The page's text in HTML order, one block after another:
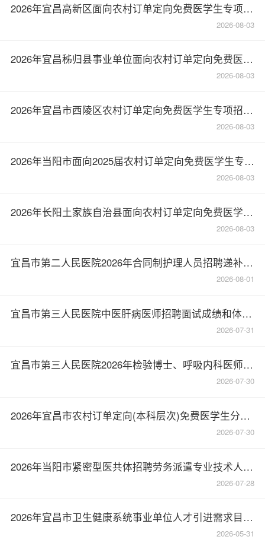
2026年宜昌高新区面向农村订单定向免费医学生专项招聘1人公告
2026-08-03
2026年宜昌秭归县事业单位面向农村订单定向免费医学生专项招聘10人公告
2026-08-03
2026年宜昌市西陵区农村订单定向免费医学生专项招聘4人公告
2026-08-03
2026年当阳市面向2025届农村订单定向免费医学生专项招聘事业单位工作人员1人公告
2026-08-03
2026年长阳土家族自治县面向农村订单定向免费医学生专项招聘3人公告
2026-08-03
宜昌市第二人民医院2026年合同制护理人员招聘递补人员名单的通知
2026-08-01
宜昌市第三人民医院中医肝病医师招聘面试成绩和体检名单公告
2026-07-31
宜昌市第三人民医院2026年检验博士、呼吸内科医师拟聘用人员名单公告
2026-07-30
2026年宜昌市农村订单定向(本科层次)免费医学生分配结果公示
2026-07-30
2026年当阳市紧密型医共体招聘劳务派遣专业技术人员41人
2026-07-28
2026年宜昌市卫生健康系统事业单位人才引进需求目录公告
2026-05-31